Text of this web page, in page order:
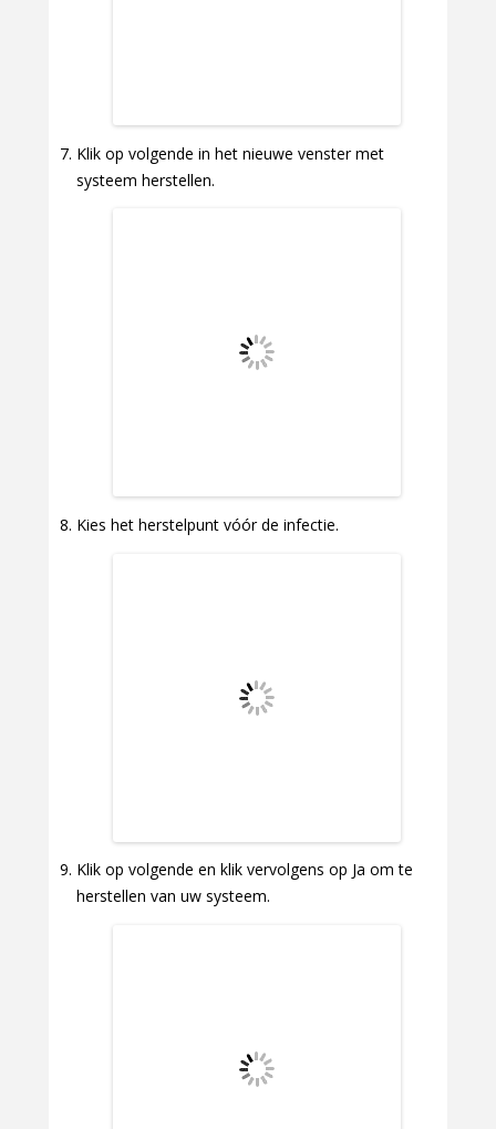
Klik op volgende in het nieuwe venster met
systeem herstellen.
Kies het herstelpunt vóór de infectie.
Klik op volgende en klik vervolgens op Ja om te
herstellen van uw systeem.